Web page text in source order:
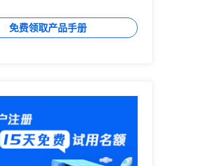
免费领取产品手册